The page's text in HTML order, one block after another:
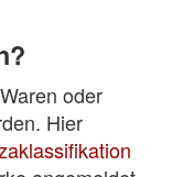
oder
Hier